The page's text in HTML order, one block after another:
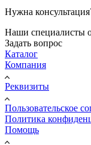
Нужна
Наши специалисты
Задать вопрос
Каталог
Компания
Реквизиты
Пользовательское
Политика
Помощь